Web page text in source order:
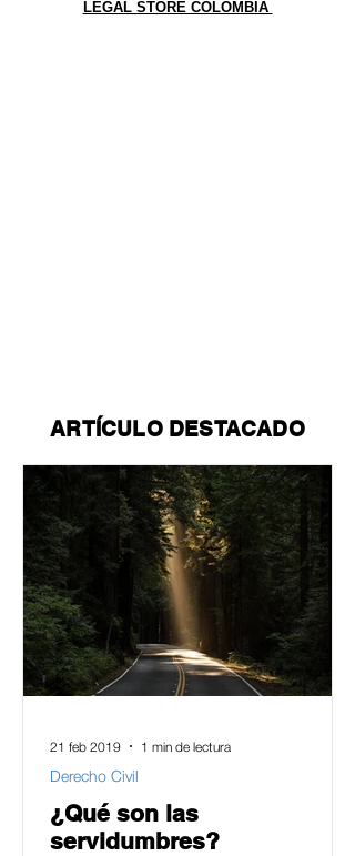
LEGAL STORE COLOMBIA
ARTÍCULO DESTACADO
¿Qué son las
servidumbres?
Derecho Civil
21 feb 2019 1 min de lectura